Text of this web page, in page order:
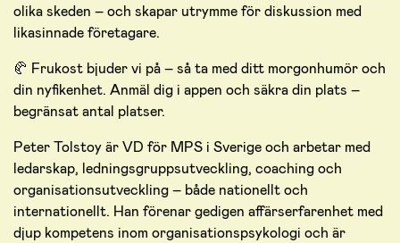
olika skeden – och skapar utrymme för diskussion med
likasinnade företagare.
🥐 Frukost bjuder vi på – så ta med ditt morgonhumör och
din nyfikenhet. Anmäl dig i appen och säkra din plats –
begränsat antal platser.
Peter Tolstoy är VD för MPS i Sverige och arbetar med
ledarskap, ledningsgruppsutveckling, coaching och
organisationsutveckling – både nationellt och
internationellt. Han förenar gedigen affärserfarenhet med
djup kompetens inom organisationspsykologi och är